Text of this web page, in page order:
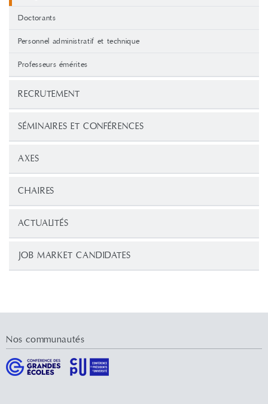
Doctorants
Personnel administratif et technique
Professeurs émérites
RECRUTEMENT
SÉMINAIRES ET CONFÉRENCES
AXES
CHAIRES
ACTUALITÉS
JOB MARKET CANDIDATES
Nos communautés